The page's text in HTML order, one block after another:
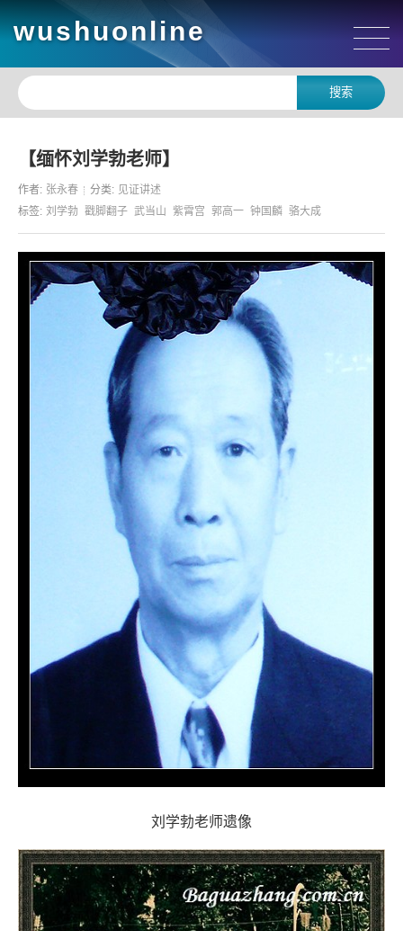
wushuonline
【缅怀刘学勃老师】
作者: 张永春 分类: 见证讲述
标签: 刘学勃 戳脚翻子 武当山 紫霄宫 郭高一 钟国麟 骆大成
刘学勃老师遗像